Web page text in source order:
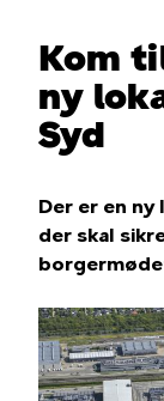
Kom
ny
Syd
Der er en
der skal